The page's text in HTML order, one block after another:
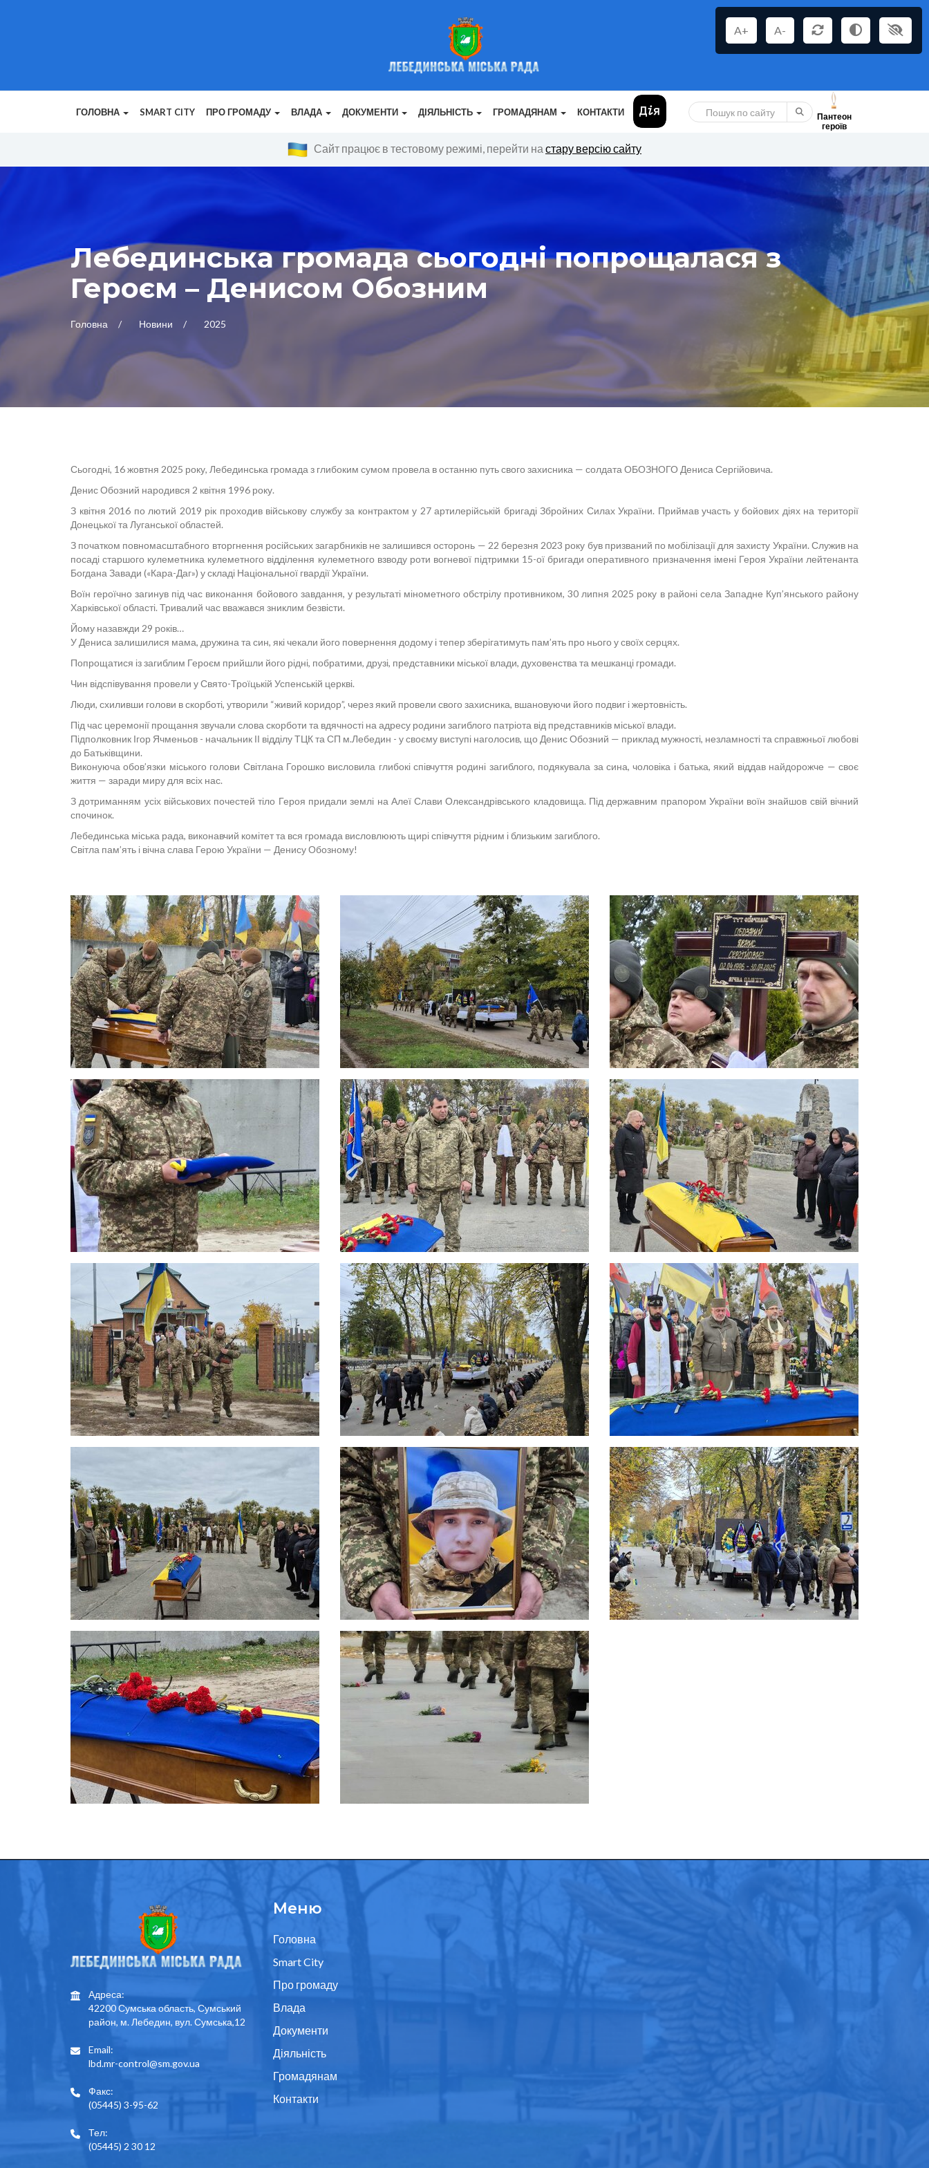
ГОЛОВНА SMART CITY ПРО ГРОМАДУ ВЛАДА ДОКУМЕНТИ ДІЯЛЬНІСТЬ ГРОМАДЯНАМ КОНТАКТИ
Пантеон
героїв
A+ A-
Сайт працює в тестовому режимі, перейти на стару версію сайту
Лебединська громада сьогодні попрощалася з
Героєм – Денисом Обозним
Головна Новини 2025
Сьогодні, 16 жовтня 2025 року, Лебединська громада з глибоким сумом провела в останню путь свого захисника — солдата ОБОЗНОГО Дениса Сергійовича.
Денис Обозний народився 2 квітня 1996 року.
З квітня 2016 по лютий 2019 рік проходив військову службу за контрактом у 27 артилерійській бригаді Збройних Силах України. Приймав участь у бойових діях на території
Донецької та Луганської областей.
З початком повномасштабного вторгнення російських загарбників не залишився осторонь — 22 березня 2023 року був призваний по мобілізації для захисту України. Служив на
посаді старшого кулеметника кулеметного відділення кулеметного взводу роти вогневої підтримки 15-ої бригади оперативного призначення імені Героя України лейтенанта
Богдана Завади («Кара-Даг») у складі Національної гвардії України.
Воїн героїчно загинув під час виконання бойового завдання, у результаті мінометного обстрілу противником, 30 липня 2025 року в районі села Западне Куп’янського району
Харківської області. Тривалий час вважався зниклим безвісти.
Йому назавжди 29 років…
У Дениса залишилися мама, дружина та син, які чекали його повернення додому і тепер зберігатимуть пам’ять про нього у своїх серцях.
Попрощатися із загиблим Героєм прийшли його рідні, побратими, друзі, представники міської влади, духовенства та мешканці громади.
Чин відспівування провели у Свято-Троїцькій Успенській церкві.
Люди, схиливши голови в скорботі, утворили “живий коридор”, через який провели свого захисника, вшановуючи його подвиг і жертовність.
Під час церемонії прощання звучали слова скорботи та вдячності на адресу родини загиблого патріота від представників міської влади.
Підполковник Ігор Ячменьов - начальник ІІ відділу ТЦК та СП м.Лебедин - у своєму виступі наголосив, що Денис Обозний — приклад мужності, незламності та справжньої любові
до Батьківщини.
Виконуюча обов’язки міського голови Світлана Горошко висловила глибокі співчуття родині загиблого, подякувала за сина, чоловіка і батька, який віддав найдорожче — своє
життя — заради миру для всіх нас.
З дотриманням усіх військових почестей тіло Героя придали землі на Алеї Слави Олександрівського кладовища. Під державним прапором України воїн знайшов свій вічний
спочинок.
Лебединська міська рада, виконавчий комітет та вся громада висловлюють щирі співчуття рідним і близьким загиблого.
Світла пам’ять і вічна слава Герою України — Денису Обозному!
Адреса:
42200 Сумська область, Сумський
район, м. Лебедин, вул. Сумська,12
Email:
lbd.mr-control@sm.gov.ua
Факс:
(05445) 3-95-62
Тел:
(05445) 2 30 12
Меню
Головна
Smart City
Про громаду
Влада
Документи
Діяльність
Громадянам
Контакти